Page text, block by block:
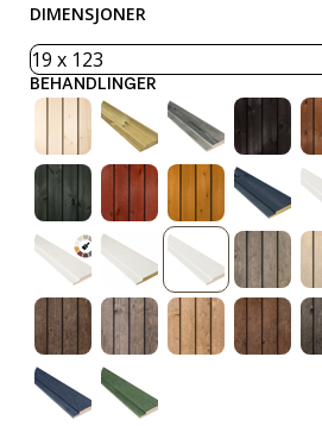
DIMENSJONER
BEHANDLINGER